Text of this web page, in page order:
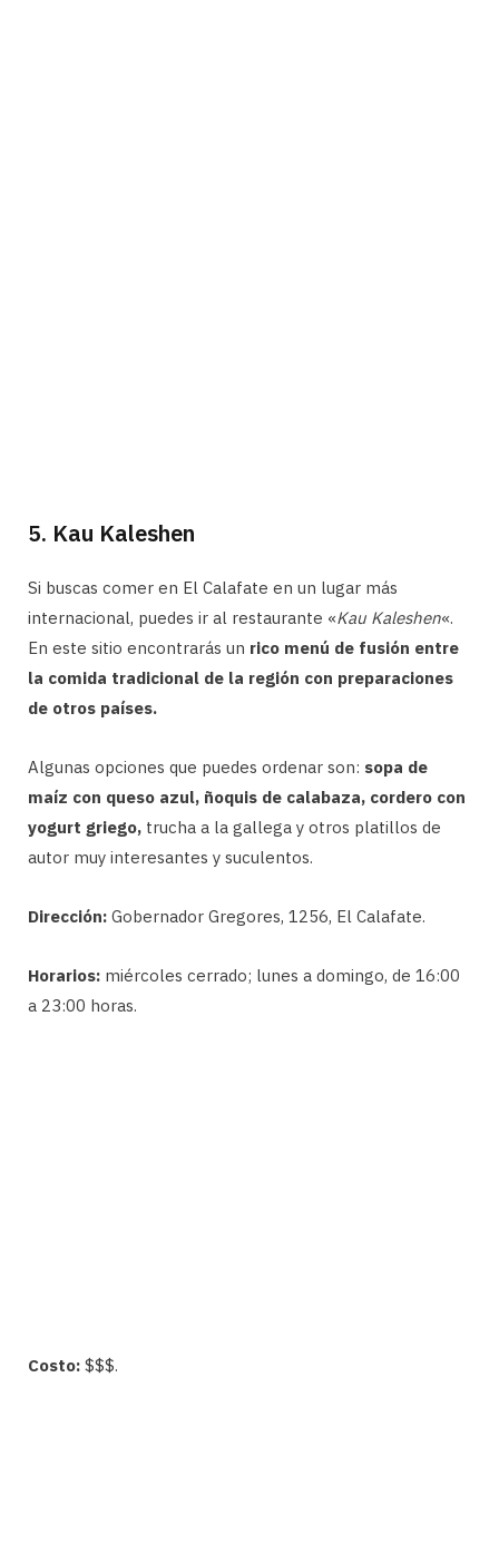
5. Kau Kaleshen
Si buscas comer en El Calafate en un lugar más
internacional, puedes ir al restaurante «Kau Kaleshen«.
En este sitio encontrarás un rico menú de fusión entre
la comida tradicional de la región con preparaciones
de otros países.
Algunas opciones que puedes ordenar son: sopa de
maíz con queso azul, ñoquis de calabaza, cordero con
yogurt griego, trucha a la gallega y otros platillos de
autor muy interesantes y suculentos.
Dirección: Gobernador Gregores, 1256, El Calafate.
Horarios: miércoles cerrado; lunes a domingo, de 16:00
a 23:00 horas.
Costo: $$$.